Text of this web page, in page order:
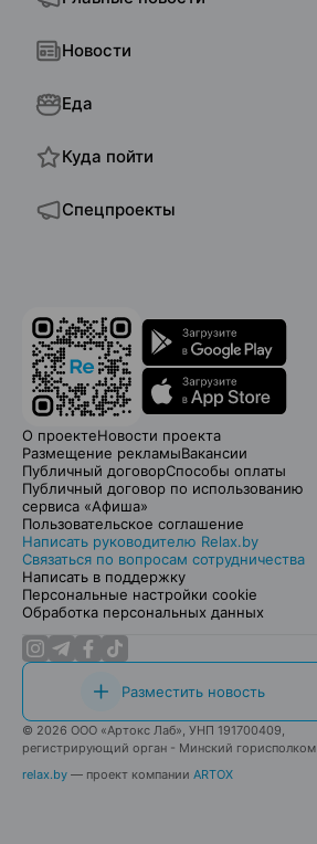
Новости
Еда
Куда пойти
Спецпроекты
О проектеНовости проекта
Размещение рекламыВакансии
Публичный договорСпособы оплаты
Публичный договор по использованию
сервиса «Афиша»
Пользовательское соглашение
Написать руководителю Relax.by
Связаться по вопросам сотрудничества
Написать в поддержку
Персональные настройки cookie
Обработка персональных данных
Разместить новость
© 2026 ООО «Артокс Лаб», УНП 191700409,
регистрирующий орган - Минский горисполком
relax.by — проект компании ARTOX